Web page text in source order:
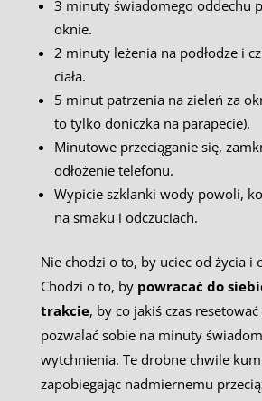
3 minuty świadomego oddechu
oknie.
2 minuty leżenia na podłodze i
ciała.
5 minut patrzenia na zieleń za
to tylko doniczka na parapecie).
Minutowe przeciąganie się,
odłożenie telefonu.
Wypicie szklanki wody powoli,
na smaku i odczuciach.
Nie chodzi o to, by uciec od życia i
Chodzi o to, by powracać do
trakcie, by co jakiś czas
pozwalać sobie na minuty
wytchnienia. Te drobne chwile
zapobiegając nadmiernemu